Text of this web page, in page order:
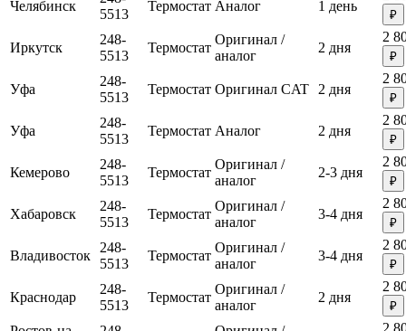
Челябинск
5513
Термостат Аналог 1 день
₽
Иркутск
248-
5513
Термостат
Оригинал /
аналог
2 дня
2
₽
Уфа
248-
5513
Термостат Оригинал CAT 2 дня
2
₽
Уфа
248-
5513
Термостат Аналог 2 дня
2
₽
Кемерово
248-
5513
Термостат
Оригинал /
аналог
2-3 дня
2
₽
Хабаровск
248-
5513
Термостат
Оригинал /
аналог
3-4 дня
2
₽
Владивосток
248-
5513
Термостат
Оригинал /
аналог
3-4 дня
2
₽
Краснодар
248-
5513
Термостат
Оригинал /
аналог
2 дня
2
₽
2